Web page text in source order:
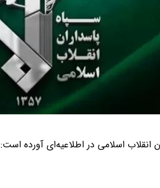
انقلاب اسلامی در اطلاعیه‌ای آورده است: